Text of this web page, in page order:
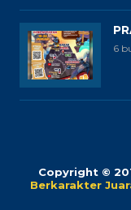
6
Copyright ©
Berkarakter